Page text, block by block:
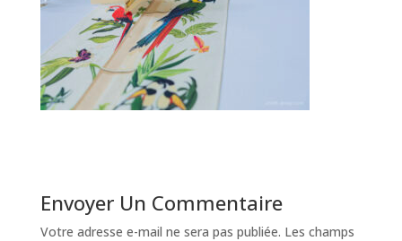
Envoyer Un Commentaire
Votre adresse e-mail ne sera pas publiée. Les champs